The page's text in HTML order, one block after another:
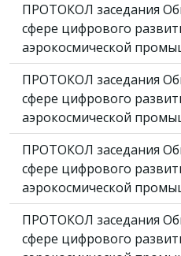
ПРОТОКОЛ заседания
сфере цифрового
аэрокосмической
ПРОТОКОЛ заседания
сфере цифрового
аэрокосмической
ПРОТОКОЛ заседания
сфере цифрового
аэрокосмической
ПРОТОКОЛ заседания
сфере цифрового